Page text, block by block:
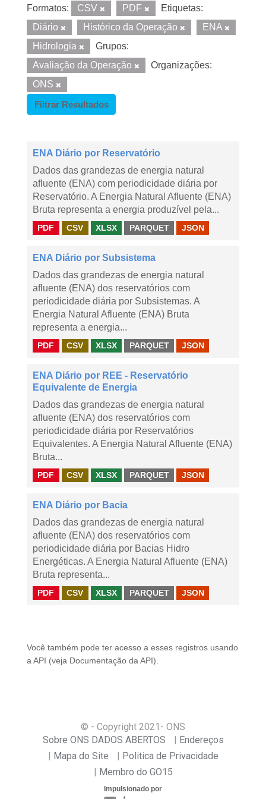
Formatos: CSV PDF
Etiquetas:
Diário
Histórico da Operação
ENA
Hidrologia
Grupos:
Avaliação da Operação
Organizações:
ONS
Filtrar Resultados
ENA Diário por Reservatório
Dados das grandezas de energia natural
afluente (ENA) com periodicidade diária por
Reservatório. A Energia Natural Afluente (ENA)
Bruta representa a energia produzível pela...
PDF CSV XLSX PARQUET JSON
ENA Diário por Subsistema
Dados das grandezas de energia natural
afluente (ENA) dos reservatórios com
periodicidade diária por Subsistemas. A
Energia Natural Afluente (ENA) Bruta
representa a energia...
PDF CSV XLSX PARQUET JSON
ENA Diário por REE - Reservatório
Equivalente de Energia
Dados das grandezas de energia natural
afluente (ENA) dos reservatórios com
periodicidade diária por Reservatórios
Equivalentes. A Energia Natural Afluente (ENA)
Bruta...
PDF CSV XLSX PARQUET JSON
ENA Diário por Bacia
Dados das grandezas de energia natural
afluente (ENA) dos reservatórios com
periodicidade diária por Bacias Hidro
Energéticas. A Energia Natural Afluente (ENA)
Bruta representa...
PDF CSV XLSX PARQUET JSON
Você também pode ter acesso a esses registros usando
a API (veja Documentação da API ).
© - Copyright 2021 - ONS
Sobre ONS DADOS ABERTOS
Endereços
Mapa do Site
Politica de Privacidade
Membro do GO15
Impulsionado por